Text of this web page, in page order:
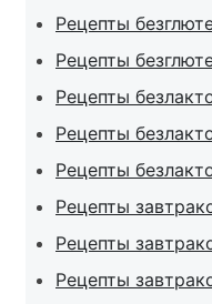
Рецепты
Рецепты
Рецепты
Рецепты
Рецепты
Рецепты
Рецепты
Рецепты